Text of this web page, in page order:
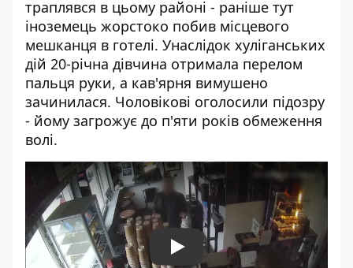
траплявся в цьому районі - раніше тут
іноземець жорстоко побив місцевого
мешканця в готелі. Унаслідок хуліганських
дій 20-річна дівчина отримала перелом
пальця руки, а кав'ярня вимушено
зачинилася. Чоловікові оголосили підозру
- йому загрожує до п'яти років обмеження
волі.
Play